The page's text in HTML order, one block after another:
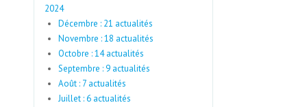
2024
Décembre : 21 actualités
Novembre : 18 actualités
Octobre : 14 actualités
Septembre : 9 actualités
Août : 7 actualités
Juillet : 6 actualités